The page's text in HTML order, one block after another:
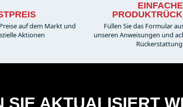
auf dem Markt und
Aktionen
EINFACHE
Füllen Sie das Formular
unseren Anweisungen und